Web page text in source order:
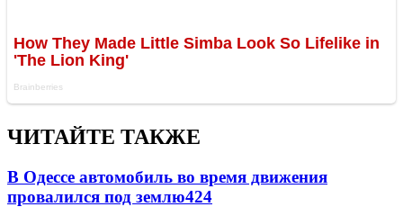
ЧИТАЙТЕ ТАКЖЕ
В Одессе автомобиль во время движения
провалился под землю424